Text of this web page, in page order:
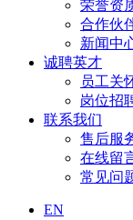
荣誉资
合作伙
新闻中
诚聘英才
员工关
岗位招
联系我们
售后服
在线留
常见问
EN